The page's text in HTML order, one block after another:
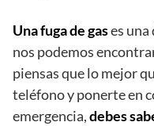
Una fuga de gases una
nos podemos
piensas que lo mejor
teléfono y ponerte en
emergencia,debes